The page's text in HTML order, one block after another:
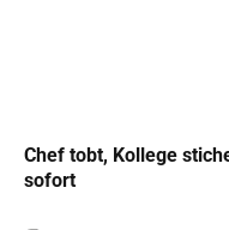
Chef tobt, Kollege
sofort